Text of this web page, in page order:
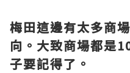
梅田這邊有太多商
向。大致商場都是
子要記得了。